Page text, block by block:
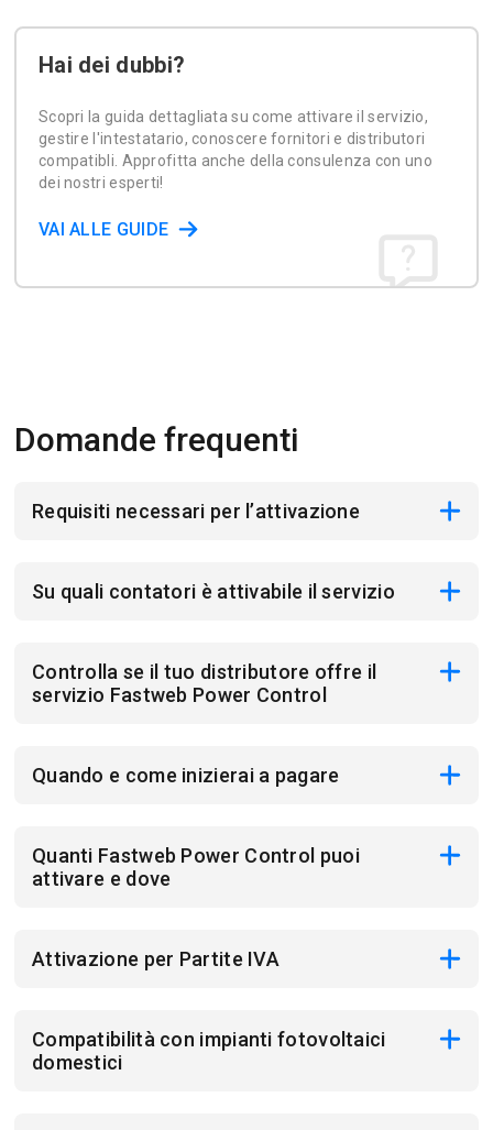
Hai dei dubbi?
Scopri la guida dettagliata su come attivare il servizio,
gestire l'intestatario, conoscere fornitori e distributori
compatibli. Approfitta anche della consulenza con uno
dei nostri esperti!
VAI ALLE GUIDE
Domande frequenti
Requisiti necessari per l’attivazione
Su quali contatori è attivabile il servizio
Controlla se il tuo distributore offre il
servizio Fastweb Power Control
Quando e come inizierai a pagare
Quanti Fastweb Power Control puoi
attivare e dove
Attivazione per Partite IVA
Compatibilità con impianti fotovoltaici
domestici